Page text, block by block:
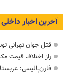
آخرین اخبار داخلی
قتل جوان تهرانی
راز اختلاف قیمت
فارن‌پالیسی: